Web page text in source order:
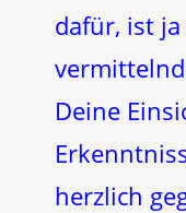
dafür, ist
Deine
herzlich